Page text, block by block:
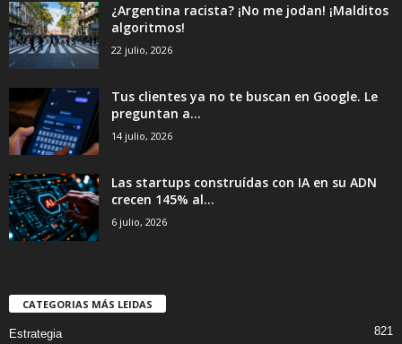
¿Argentina racista? ¡No me jodan! ¡Malditos
algoritmos!
22 julio, 2026
Tus clientes ya no te buscan en Google. Le
preguntan a...
14 julio, 2026
Las startups construídas con IA en su ADN
crecen 145% al...
6 julio, 2026
CATEGORIAS MÁS LEIDAS
Estrategia 821